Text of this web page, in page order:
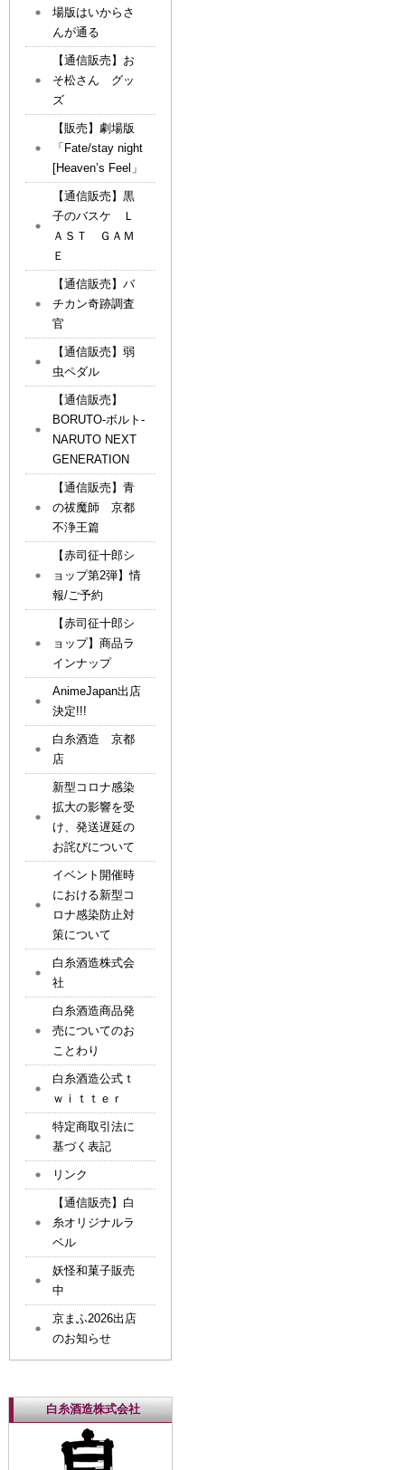
場版はいからさ
んが通る
【通信販売】お
そ松さん グッ
ズ
【販売】劇場版
「Fate/stay night
[Heaven’s Feel」
【通信販売】黒
子のバスケ Ｌ
ＡＳＴ ＧＡＭ
Ｅ
【通信販売】バ
チカン奇跡調査
官
【通信販売】弱
虫ペダル
【通信販売】
BORUTO-ボルト-
NARUTO NEXT
GENERATION
【通信販売】青
の祓魔師 京都
不浄王篇
【赤司征十郎シ
ョップ第2弾】情
報/ご予約
【赤司征十郎シ
ョップ】商品ラ
インナップ
AnimeJapan出店
決定!!!
白糸酒造 京都
店
新型コロナ感染
拡大の影響を受
け、発送遅延の
お詫びについて
イベント開催時
における新型コ
ロナ感染防止対
策について
白糸酒造株式会
社
白糸酒造商品発
売についてのお
ことわり
白糸酒造公式ｔ
ｗｉｔｔｅｒ
特定商取引法に
基づく表記
リンク
【通信販売】白
糸オリジナルラ
ベル
妖怪和菓子販売
中
京まふ2026出店
のお知らせ
白糸酒造株式会社